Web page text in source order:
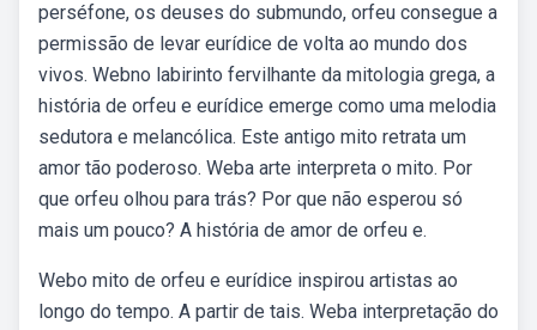
perséfone, os deuses do submundo, orfeu consegue a
permissão de levar eurídice de volta ao mundo dos
vivos. Webno labirinto fervilhante da mitologia grega, a
história de orfeu e eurídice emerge como uma melodia
sedutora e melancólica. Este antigo mito retrata um
amor tão poderoso. Weba arte interpreta o mito. Por
que orfeu olhou para trás? Por que não esperou só
mais um pouco? A história de amor de orfeu e.
Webo mito de orfeu e eurídice inspirou artistas ao
longo do tempo. A partir de tais. Weba interpretação do